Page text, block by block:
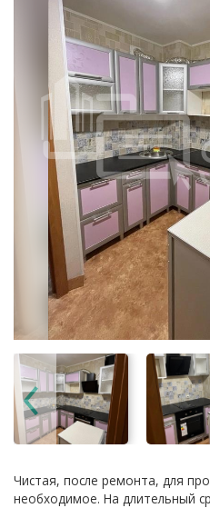
Чистая, после ремонта, для
необходимое. На длительный